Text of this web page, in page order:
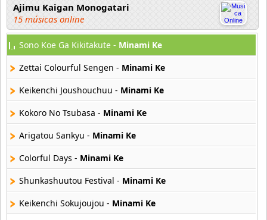
Ajimu Kaigan Monogatari
15 músicas online
Akahori Gedou Hour Rabuge
29 músicas online
Akane Iro Ni Samoru Saka
26 músicas online
6 músicas online
Akikan
15 músicas online
Alejandro Arnais
Sono Koe Ga Kikitakute - Minami Ke
Zettai Colourful Sengen - Minami Ke
Keikenchi Joushouchuu - Minami Ke
Kokoro No Tsubasa - Minami Ke
Arigatou Sankyu - Minami Ke
Colorful Days - Minami Ke
Shunkashuutou Festival - Minami Ke
Keikenchi Sokujoujou - Minami Ke